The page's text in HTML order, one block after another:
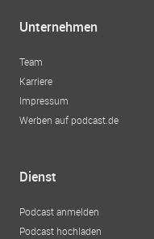
Unternehmen
Team
Karriere
Impressum
Werben auf podcast.de
Dienst
Podcast anmelden
Podcast hochladen